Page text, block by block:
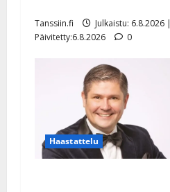
Tanssiin.fi
Julkaistu: 6.8.2026 |
Päivitetty:6.8.2026
0
Haastattelu